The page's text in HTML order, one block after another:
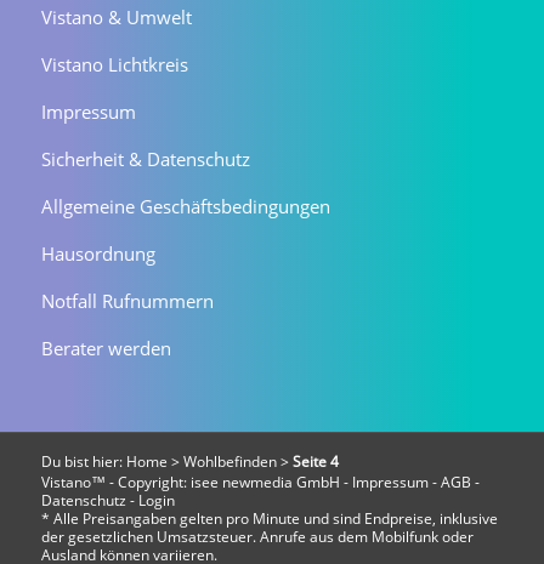
Vistano & Umwelt
Vistano Lichtkreis
Impressum
Sicherheit & Datenschutz
Allgemeine Geschäftsbedingungen
Hausordnung
Notfall Rufnummern
Berater werden
Du bist hier: Home > Wohlbefinden> Seite 4
Vistano™ - Copyright: isee newmedia GmbH - Impressum-AGB -
Datenschutz - Login
* Alle Preisangaben gelten pro Minute und sind Endpreise, inklusive
der gesetzlichen Umsatzsteuer. Anrufe aus dem Mobilfunk oder
Ausland können variieren.